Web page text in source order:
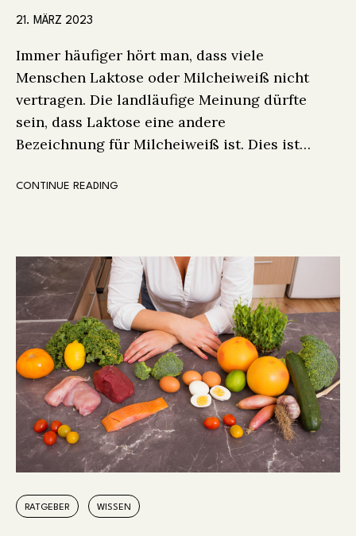
21. MÄRZ 2023
Immer häufiger hört man, dass viele
Menschen Laktose oder Milcheiweiß nicht
vertragen. Die landläufige Meinung dürfte
sein, dass Laktose eine andere
Bezeichnung für Milcheiweiß ist. Dies ist…
CONTINUE READING
RATGEBER WISSEN